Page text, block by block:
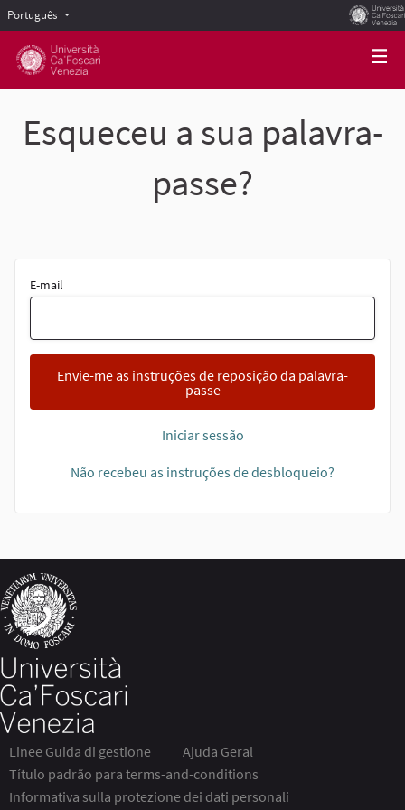
Português Scegli la lingua
Esqueceu a sua palavra-
passe?
E-mail
Envie-me as instruções de reposição da palavra-
passe
Iniciar sessão
Não recebeu as instruções de desbloqueio?
Linee Guida di gestione
Ajuda Geral
Título padrão para terms-and-conditions
Informativa sulla protezione dei dati personali